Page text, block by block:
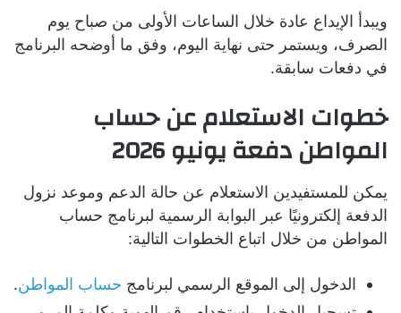
ويبدأ الإيداع عادة خلال الساعات الأولى من صباح يوم
الصرف، ويستمر حتى نهاية اليوم، وفق ما أوضحه البرنامج
في دفعات سابقة.
خطوات الاستعلام عن حساب
المواطن دفعة يونيو 2026
يمكن للمستفيدين الاستعلام عن حالة الدعم وموعد نزول
الدفعة إلكترونيًا عبر البوابة الرسمية لبرنامج حساب
المواطن من خلال اتباع الخطوات التالية:
الدخول إلى الموقع الرسمي لبرنامج حساب المواطن.